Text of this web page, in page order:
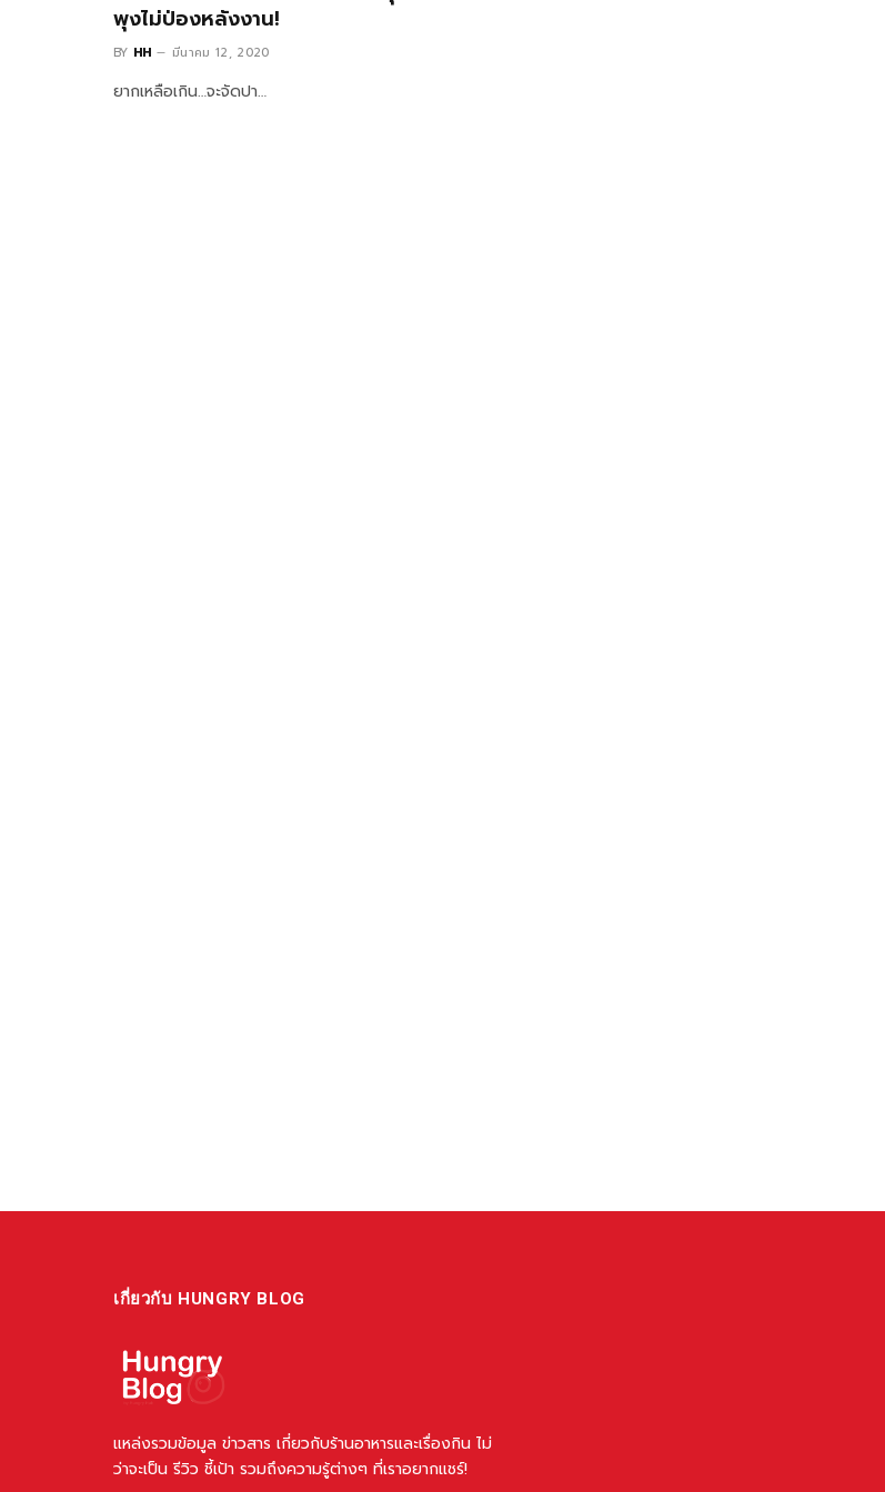
พุงไม่ป่องหลังงาน!
BY HH มีนาคม 12, 2020
ยากเหลือเกิน…จะจัดปา…
เกี่ยวกับ HUNGRY BLOG
แหล่งรวมข้อมูล ข่าวสาร เกี่ยวกับร้านอาหารและเรื่องกิน ไม่
ว่าจะเป็น รีวิว ชี้เป้า รวมถึงความรู้ต่างๆ ที่เราอยากแชร์!